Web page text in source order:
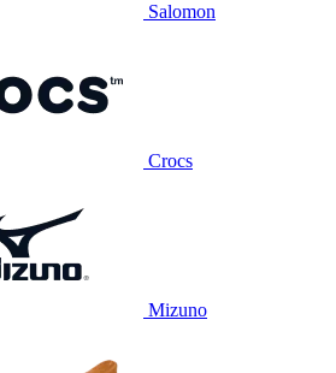
Salomon
Crocs
Mizuno